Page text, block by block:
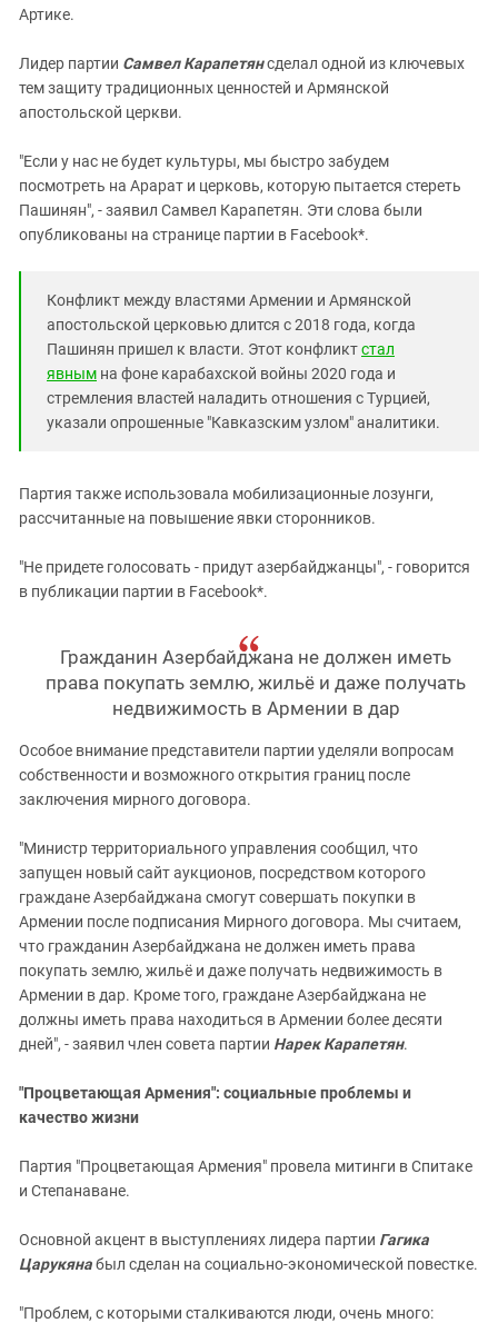
Артике.
Лидер партии Самвел Карапетянсделал одной из ключевых
тем защиту традиционных ценностей и Армянской
апостольской церкви.
"Если у нас не будет культуры, мы быстро забудем
посмотреть на Арарат и церковь, которую пытается стереть
Пашинян", - заявил Самвел Карапетян. Эти слова были
опубликованы на странице партии в Facebook*.
Конфликт между властями Армении и Армянской
апостольской церковью длится с 2018 года, когда
Пашинян пришел к власти. Этот конфликтстал
явным на фоне карабахской войны 2020 года и
стремления властей наладить отношения с Турцией,
указали опрошенные "Кавказским узлом" аналитики.
Партия также использовала мобилизационные лозунги,
рассчитанные на повышение явки сторонников.
"Не придете голосовать - придут азербайджанцы", - говорится
в публикации партии в Facebook*.
Гражданин Азербайджана не должен иметь
права покупать землю, жильё и даже получать
недвижимость в Армении в дар
Особое внимание представители партии уделяли вопросам
собственности и возможного открытия границ после
заключения мирного договора.
"Министр территориального управления сообщил, что
запущен новый сайт аукционов, посредством которого
граждане Азербайджана смогут совершать покупки в
Армении после подписания Мирного договора. Мы считаем,
что гражданин Азербайджана не должен иметь права
покупать землю, жильё и даже получать недвижимость в
Армении в дар. Кроме того, граждане Азербайджана не
должны иметь права находиться в Армении более десяти
дней", - заявил член совета партии Нарек Карапетян.
"Процветающая Армения": социальные проблемы и
качество жизни
Партия "Процветающая Армения" провела митинги в Спитаке
и Степанаване.
Основной акцент в выступлениях лидера партии Гагика
Царукянабыл сделан на социально-экономической повестке.
"Проблем, с которыми сталкиваются люди, очень много: